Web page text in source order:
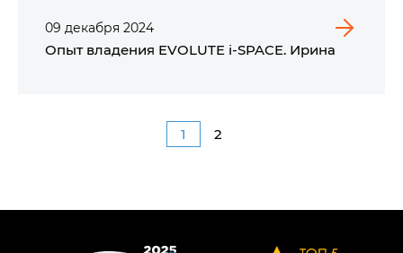
09 декабря 2024
Опыт владения EVOLUTE i‑SPACE. Ирина
1 2